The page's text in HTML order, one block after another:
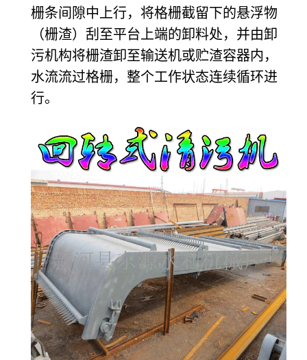
栅条间隙中上行，将格栅截留下的悬浮物
（栅渣）刮至平台上端的卸料处，并由卸
污机构将栅渣卸至输送机或贮渣容器内，
水流流过格栅，整个工作状态连续循环进
行。